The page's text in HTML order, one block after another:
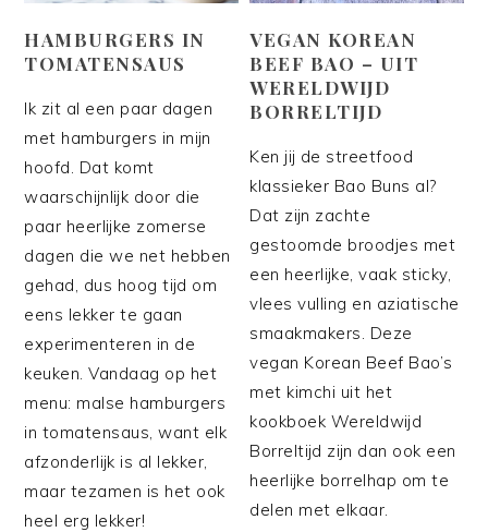
HAMBURGERS IN
TOMATENSAUS
Ik zit al een paar dagen
met hamburgers in mijn
hoofd. Dat komt
waarschijnlijk door die
paar heerlijke zomerse
dagen die we net hebben
gehad, dus hoog tijd om
eens lekker te gaan
experimenteren in de
keuken. Vandaag op het
menu: malse hamburgers
in tomatensaus, want elk
afzonderlijk is al lekker,
maar tezamen is het ook
heel erg lekker!
VEGAN KOREAN
BEEF BAO – UIT
WERELDWIJD
BORRELTIJD
Ken jij de streetfood
klassieker Bao Buns al?
Dat zijn zachte
gestoomde broodjes met
een heerlijke, vaak sticky,
vlees vulling en aziatische
smaakmakers. Deze
vegan Korean Beef Bao’s
met kimchi uit het
kookboek Wereldwijd
Borreltijd zijn dan ook een
heerlijke borrelhap om te
delen met elkaar.